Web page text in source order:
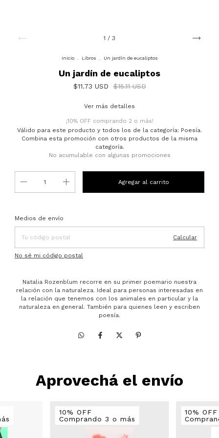
1 / 3
Inicio Libros Un jardín de eucaliptos
Un jardín de eucaliptos
$11.73 USD $15.11 USD
Ver más detalles
¡10% OFF comprando 2 o más!
Válido para este producto y todos los de la categoría: Poesía.
Combina esta promoción con otros productos de la misma
categoría.
No acumulable con algunas promociones
Entregas para el CP:
Medios de envío
Calcular
No sé mi código postal
Natalia Rozenblum recorre en su primer poemario nuestra
relación con la naturaleza. Ideal para personas interesadas en
la relación que tenemos con los animales en particular y la
naturaleza en general. También para quienes leen y escriben
poesía.
Aprovechá el envío
10% OFF
Comprando 3 o más
10% OFF